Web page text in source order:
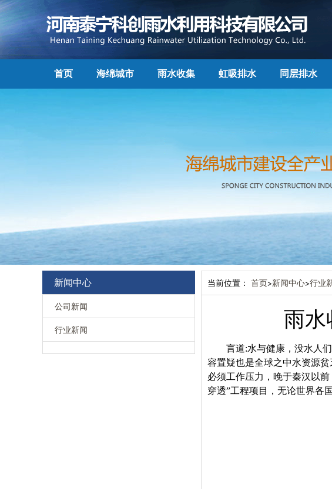
首页 海绵城市 雨水收集 虹吸排水 同层排水
新闻中心
公司新闻
行业新闻
当前位置： 首页>新闻中心>行业
雨
言道:水与健康，没水人
容置疑也是全球之中水资源
必须工作压力，晚于秦汉以
穿透”工程项目，无论世界各